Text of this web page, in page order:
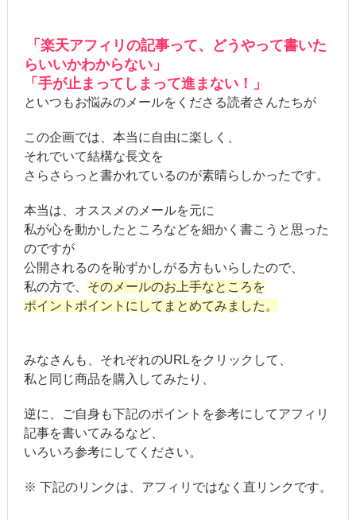
「楽天アフィリの記事って、どうやって書いた
らいいかわからない」
「手が止まってしまって進まない！」
といつもお悩みのメールをくださる読者さんたちが
この企画では、本当に自由に楽しく、
それでいて結構な長文を
さらさらっと書かれているのが素晴らしかったです。
本当は、オススメのメールを元に
私が心を動かしたところなどを細かく書こうと思った
のですが
公開されるのを恥ずかしがる方もいらしたので、
私の方で、 そのメールのお上手なところを
ポイントポイントにしてまとめてみました。
みなさんも、それぞれのURLをクリックして、
私と同じ商品を購入してみたり、
逆に、ご自身も下記のポイントを参考にしてアフィリ
記事を書いてみるなど、
いろいろ参考にしてください。
※ 下記のリンクは、アフィリではなく直リンクです。